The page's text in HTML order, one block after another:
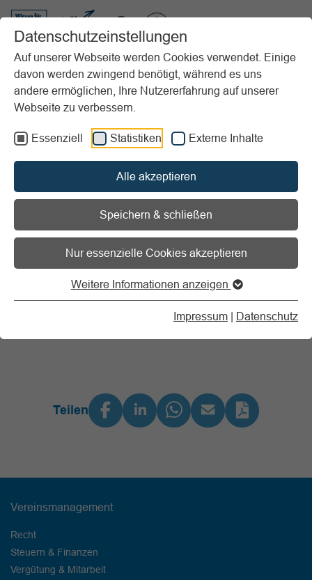
Datenschutzeinstellungen
Auf unserer Webseite werden Cookies verwendet. Einige
davon werden zwingend benötigt, während es uns
andere ermöglichen, Ihre Nutzererfahrung auf unserer
Webseite zu verbessern.
Essenziell Statistiken Externe Inhalte
Alle akzeptieren
Speichern & schließen
Nur essenzielle Cookies akzeptieren
Weitere Informationen anzeigen
Impressum | Datenschutz
Startseite Vereinsmanagement Recht Datenschutz & Internet
Datenschutz und Internet
Datenschutz
Internet
Teilen
Vereinsmanagement
Recht
Steuern & Finanzen
Vergütung & Mitarbeit